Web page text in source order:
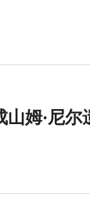
山姆·尼